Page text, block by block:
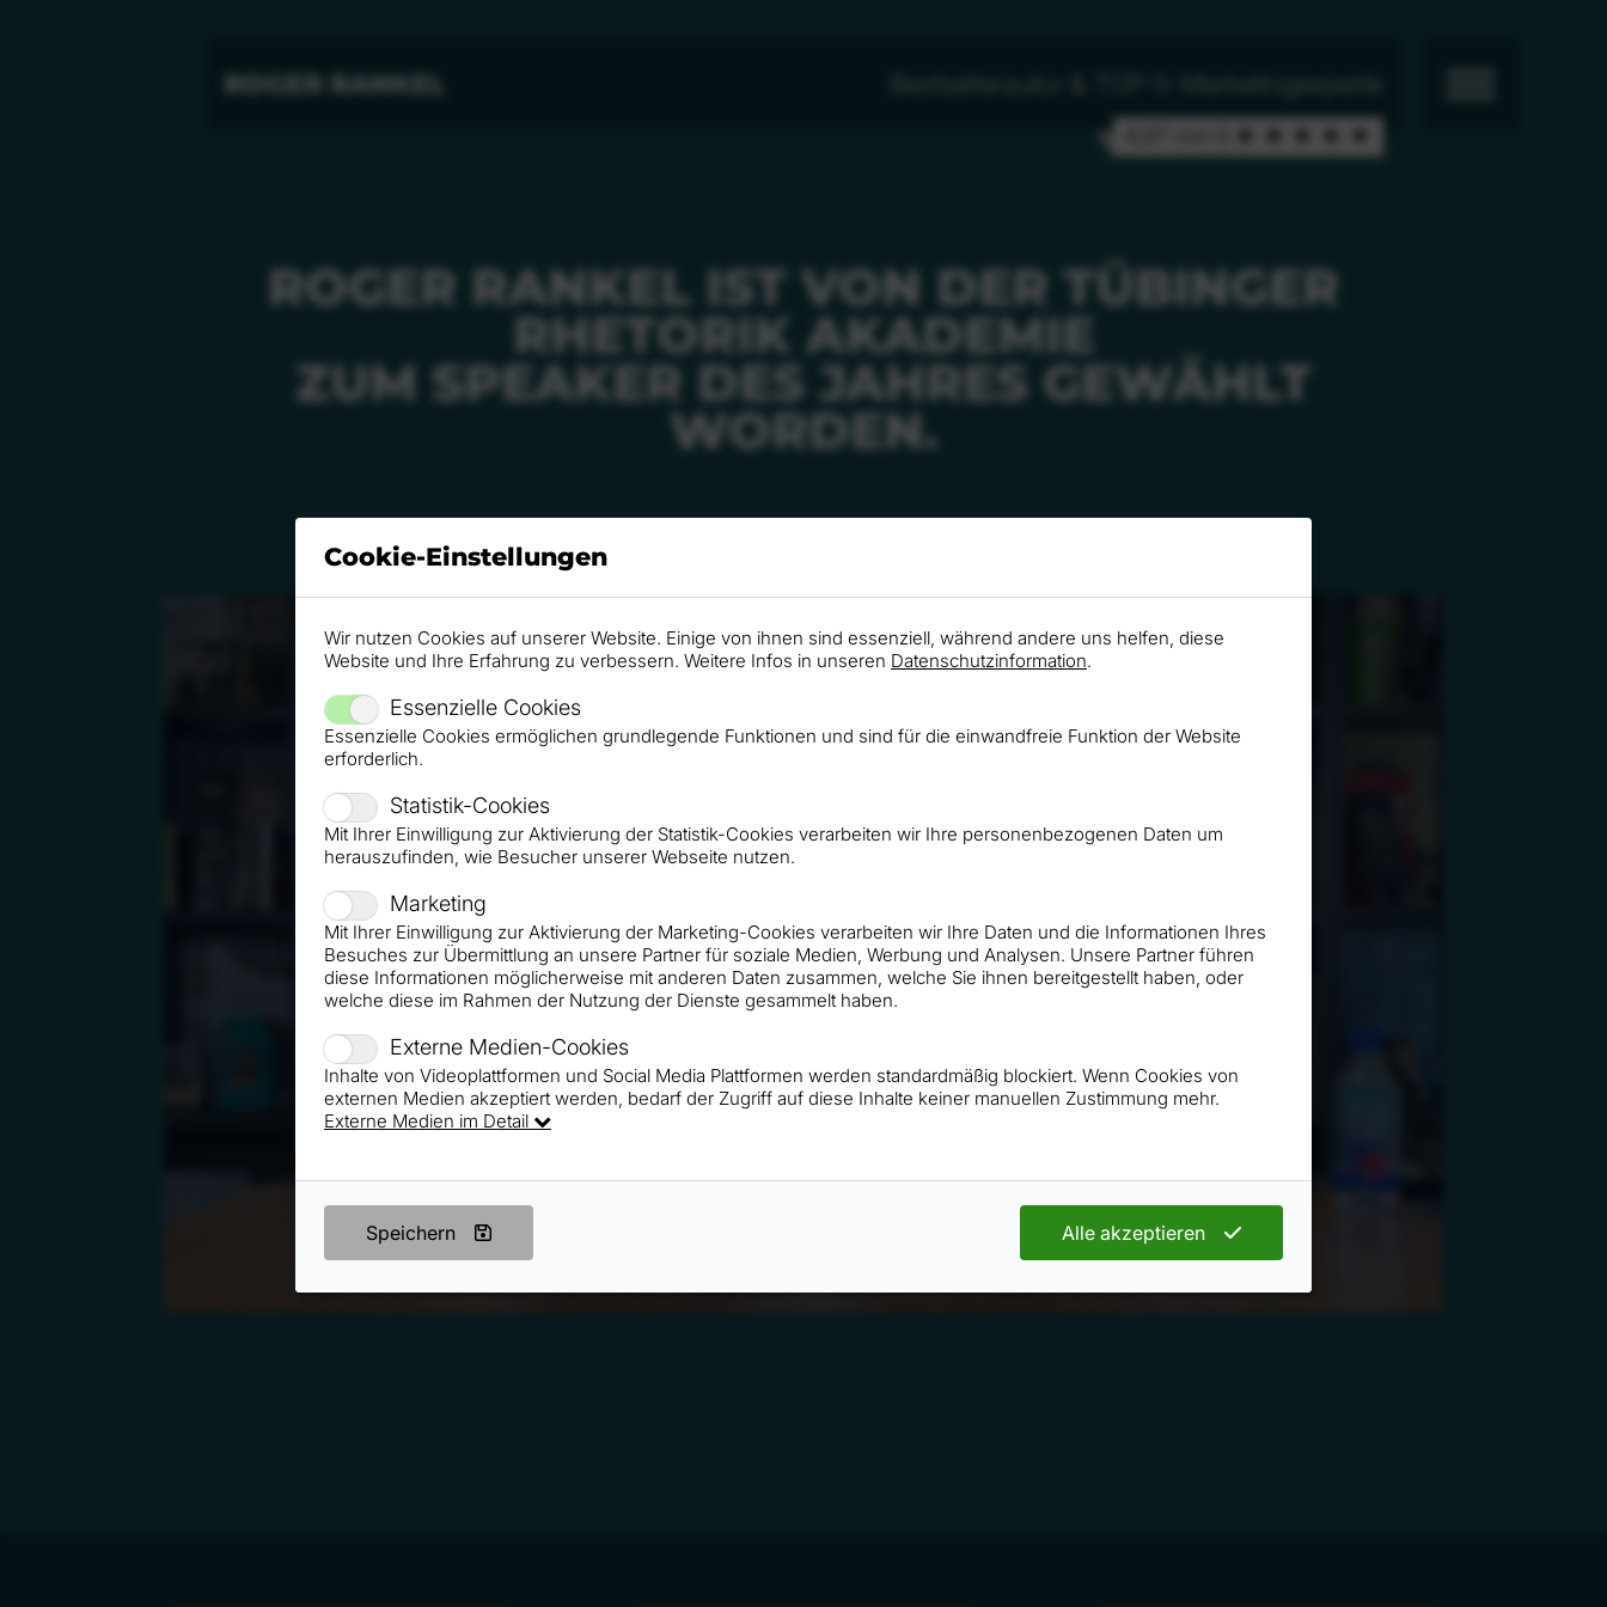
Cookie-Einstellungen
Wir nutzen Cookies auf unserer Website. Einige von ihnen sind essenziell, während andere uns helfen, diese
Website und Ihre Erfahrung zu verbessern. Weitere Infos in unseren Datenschutzinformation.
Essenzielle Cookies
Essenzielle Cookies ermöglichen grundlegende Funktionen und sind für die einwandfreie Funktion der Website
erforderlich.
Statistik-Cookies
Mit Ihrer Einwilligung zur Aktivierung der Statistik-Cookies verarbeiten wir Ihre personenbezogenen Daten um
herauszufinden, wie Besucher unserer Webseite nutzen.
Marketing
Mit Ihrer Einwilligung zur Aktivierung der Marketing-Cookies verarbeiten wir Ihre Daten und die Informationen Ihres
Besuches zur Übermittlung an unsere Partner für soziale Medien, Werbung und Analysen. Unsere Partner führen
diese Informationen möglicherweise mit anderen Daten zusammen, welche Sie ihnen bereitgestellt haben, oder
welche diese im Rahmen der Nutzung der Dienste gesammelt haben.
Externe Medien-Cookies
Inhalte von Videoplattformen und Social Media Plattformen werden standardmäßig blockiert. Wenn Cookies von
externen Medien akzeptiert werden, bedarf der Zugriff auf diese Inhalte keiner manuellen Zustimmung mehr.
Externe Medien im Detail
Speichern Alle akzeptieren
ROGER RANKEL
ROGER RANKEL IST VON DER TÜBINGER
RHETORIK AKADEMIE
ZUM SPEAKER DES JAHRES GEWÄHLT
WORDEN.